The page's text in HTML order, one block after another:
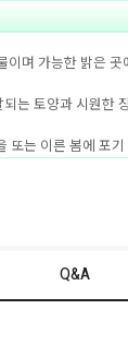
이며 가능한 밝은
되는 토양과 시원한
또는 이른 봄에 포
Q&A